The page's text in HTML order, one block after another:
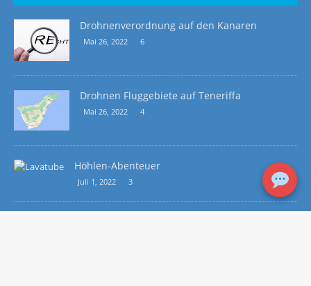
Drohnenverordnung auf den Kanaren
Mai 26, 2022 6
Drohnen Fluggebiete auf Teneriffa
Mai 26, 2022 4
Höhlen-Abenteuer
Juli 1, 2022 3